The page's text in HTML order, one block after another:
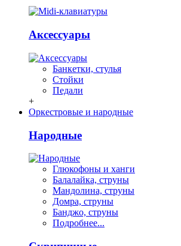
Аксессуары
Банкетки, стулья
Стойки
Педали
+
Оркестровые и народные
Народные
Глюкофоны и ханги
Балалайка, струны
Мандолина, струны
Домра, струны
Банджо, струны
Подробнее...